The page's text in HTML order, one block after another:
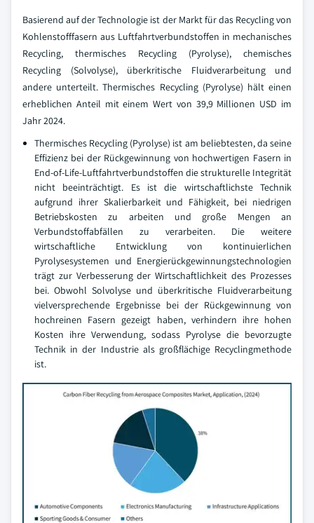
Basierend auf der Technologie ist der Markt für das Recycling von
Kohlenstofffasern aus Luftfahrtverbundstoffen in mechanisches
Recycling, thermisches Recycling (Pyrolyse), chemisches
Recycling (Solvolyse), überkritische Fluidverarbeitung und
andere unterteilt. Thermisches Recycling (Pyrolyse) hält einen
erheblichen Anteil mit einem Wert von 39,9 Millionen USD im
Jahr 2024.
Thermisches Recycling (Pyrolyse) ist am beliebtesten, da seine
Effizienz bei der Rückgewinnung von hochwertigen Fasern in
End-of-Life-Luftfahrtverbundstoffen die strukturelle Integrität
nicht beeinträchtigt. Es ist die wirtschaftlichste Technik
aufgrund ihrer Skalierbarkeit und Fähigkeit, bei niedrigen
Betriebskosten zu arbeiten und große Mengen an
Verbundstoffabfällen zu verarbeiten. Die weitere
wirtschaftliche Entwicklung von kontinuierlichen
Pyrolysesystemen und Energierückgewinnungstechnologien
trägt zur Verbesserung der Wirtschaftlichkeit des Prozesses
bei. Obwohl Solvolyse und überkritische Fluidverarbeitung
vielversprechende Ergebnisse bei der Rückgewinnung von
hochreinen Fasern gezeigt haben, verhindern ihre hohen
Kosten ihre Verwendung, sodass Pyrolyse die bevorzugte
Technik in der Industrie als großflächige Recyclingmethode
ist.